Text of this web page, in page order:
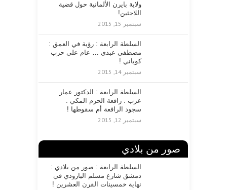
ولاية بايرن الألمانية حول قضية
اللاجئين!
سبتمبر 15, 2015
السلطة الرابعة : رؤية في العمق :
مصطفى عبدي … عام على حرب
كوباني !
سبتمبر 14, 2015
السلطة الرابعة : الدكتور عمار
عرب . رافعة الحرم المكي .
سجود الرافعة أم سقوطها !
سبتمبر 12, 2015
صور من بلادي
السلطة الرابعة : صور من بلادي :
دمشق شارع مسلم البارودي في
نهاية خمسينات القرن العشرين !